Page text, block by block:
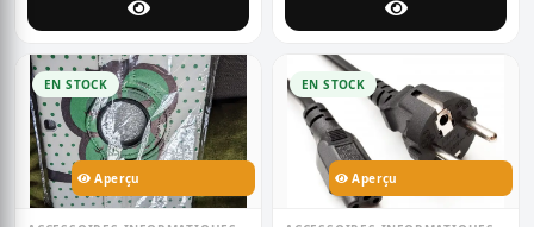
EN STOCK
Aperçu
EN STOCK
Aperçu